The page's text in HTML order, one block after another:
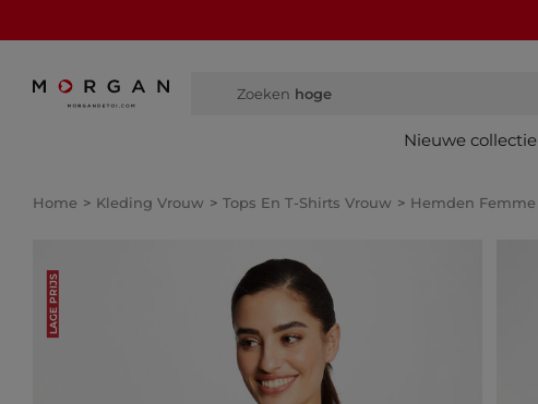
Zoeken hoge laarz
Nieuwe collectie
Home Kleding Vrouw Tops En T-Shirts Vrouw Hemden Femme
LAGE PRIJS